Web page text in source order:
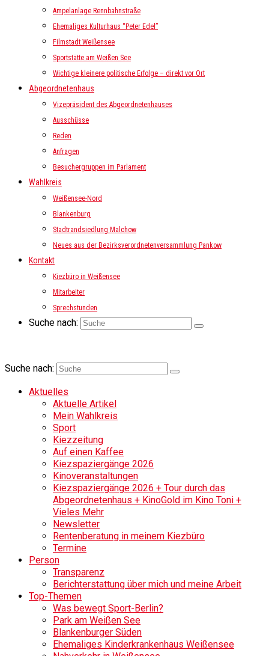
Ampelanlage Rennbahnstraße
Ehemaliges Kulturhaus “Peter Edel”
Filmstadt Weißensee
Sportstätte am Weißen See
Wichtige kleinere politische Erfolge – direkt vor Ort
Abgeordnetenhaus
Vizepräsident des Abgeordnetenhauses
Ausschüsse
Reden
Anfragen
Besuchergruppen im Parlament
Wahlkreis
Weißensee-Nord
Blankenburg
Stadtrandsiedlung Malchow
Neues aus der Bezirksverordnetenversammlung Pankow
Kontakt
Kiezbüro in Weißensee
Mitarbeiter
Sprechstunden
Suche nach:
Suche nach:
Aktuelles
Aktuelle Artikel
Mein Wahlkreis
Sport
Kiezzeitung
Auf einen Kaffee
Kiezspaziergänge 2026
Kinoveranstaltungen
Kiezspaziergänge 2026 + Tour durch das
Abgeordnetenhaus + KinoGold im Kino Toni +
Vieles Mehr
Newsletter
Rentenberatung in meinem Kiezbüro
Termine
Person
Transparenz
Berichterstattung über mich und meine Arbeit
Top-Themen
Was bewegt Sport-Berlin?
Park am Weißen See
Blankenburger Süden
Ehemaliges Kinderkrankenhaus Weißensee